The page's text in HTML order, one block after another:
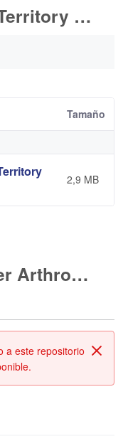
Analysis of State and Territory Health Data
Tamaño
2,9 MB
Hip, Knee and Shoulder Arthroplasty
a este repositorio